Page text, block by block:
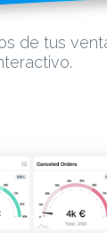
de tus